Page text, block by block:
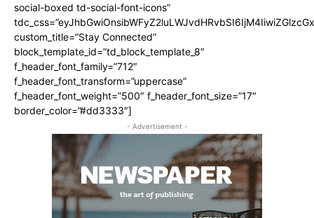
social-boxed td-social-font-icons”
custom_title=”Stay Connected”
block_template_id=”td_block_template_8″
f_header_font_family=”712″
f_header_font_transform=”uppercase”
f_header_font_weight=”500″ f_header_font_size=”17″
border_color=”#dd3333″]
- Advertisement -